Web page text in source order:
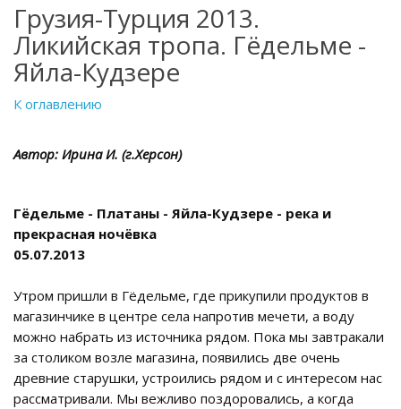
Грузия-Турция 2013.
Ликийская тропа. Гёдельме -
Яйла-Кудзере
К оглавлению
Автор: Ирина И. (г.Херсон)
Гёдельме - Платаны - Яйла-Кудзере - река и
прекрасная ночёвка
05.07.2013
Утром пришли в Гёдельме, где прикупили продуктов в
магазинчике в центре села напротив мечети, а воду
можно набрать из источника рядом. Пока мы завтракали
за столиком возле магазина, появились две очень
древние старушки, устроились рядом и с интересом нас
рассматривали. Мы вежливо поздоровались, а когда